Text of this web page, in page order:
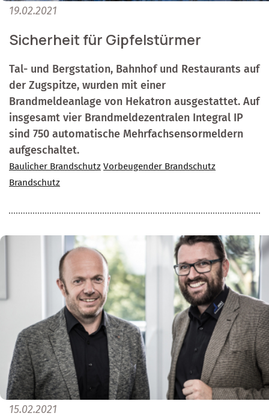
19.02.2021
Sicherheit für Gipfelstürmer
Tal- und Bergstation, Bahnhof und Restaurants auf
der Zugspitze, wurden mit einer
Brandmeldeanlage von Hekatron ausgestattet. Auf
insgesamt vier Brandmeldezentralen Integral IP
sind 750 automatische Mehrfachsensormeldern
aufgeschaltet.
Baulicher Brandschutz Vorbeugender Brandschutz
Brandschutz
15.02.2021